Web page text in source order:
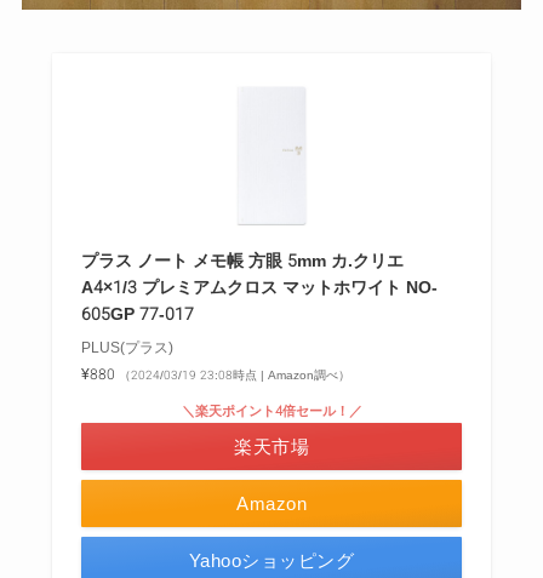
プラス ノート メモ帳 方眼 5mm カ.クリエ
A4×1/3 プレミアムクロス マットホワイト NO-
605GP 77-017
PLUS(プラス)
¥880
（2024/03/19 23:08時点 | Amazon調べ）
Amazon
＼楽天ポイント4倍セール！／
楽天市場
Yahooショッピング